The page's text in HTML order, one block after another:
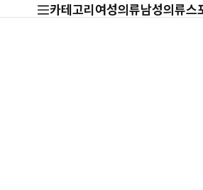
카테고리 여성의류남성의류스